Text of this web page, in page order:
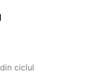
ciclul